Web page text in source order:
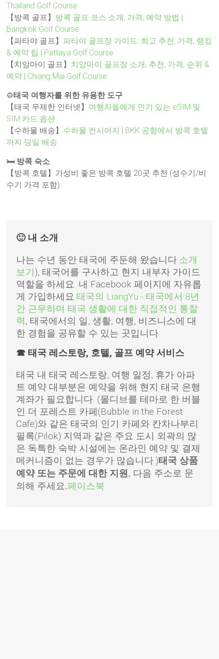
Thailand Golf Course
【방콕 골프】 방콕 골프 코스 소개, 가격, 예약 방법 |
Bangkok Golf Course
【파타야 골프】 파타야 골프장 가이드: 최고 추천, 가격, 랭킹
& 예약 팁 | Pattaya Golf Course
【치앙마이 골프】 치앙마이 골프장 소개, 추천, 가격, 순위 &
예약 | Chiang Mai Golf Course
⚙️태국 여행자를 위한 유용한 도구
【태국 무제한 인터넷】 여행자들에게 인기 있는 eSIM 및
SIM 카드 옵션
【수하물 배송】 수하물 컨시어지 | BKK 공항에서 방콕 호텔
까지 당일 배송
🛏️ 방콕 숙소
【방콕 호텔】가성비 좋은 방콕 호텔 20곳 추천 (성수기/비
수기 가격 포함)
🙂 내 소개
나는 수년 동안 태국에 주둔해 왔습니다.소개
보기 ), 태국어를 구사하고 현지 내부자 가이드
역할을 하세요. 내 Facebook 페이지에 자유롭
게 가입하세요.태국의 LiangYu - 태국에서 8년
간 근무하며 태국 생활에 대한 직접적인 통찰
력 , 태국에서의 일, 생활, 여행, 비즈니스에 대
한 경험을 공유할 수 있는 곳입니다.
☎ 태국 레스토랑, 호텔, 골프 예약 서비스
태국 내 태국 레스토랑, 여행 일정, 휴가 아파
트 예약 대부분은 예약을 위해 현지 태국 은행
계좌가 필요합니다. (몰디브를 테마로 한 버블
인 더 포레스트 카페(Bubble in the Forest
Cafe)와 같은 태국의 인기 카페와 칸차나부리
필록(Pilok) 지역과 같은 주요 도시 외곽의 많
은 독특한 숙박 시설에는 온라인 예약 및 결제
메커니즘이 없는 경우가 많습니다.)태국 상품
예약 또는 주문에 대한 지원, 다음 주소로 문
의해 주세요.페이스북